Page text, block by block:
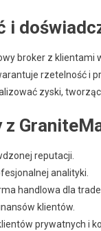
i
broker z klientami
rzetelność i
zyski,
z
reputacji.
analityki.
handlowa dla
klientów.
prywatnych i